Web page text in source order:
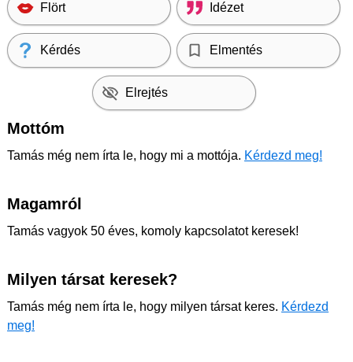
Flört Idézet
Kérdés Elmentés
Elrejtés
Mottóm
Tamás még nem írta le, hogy mi a mottója. Kérdezd meg!
Magamról
Tamás vagyok 50 éves, komoly kapcsolatot keresek!
Milyen társat keresek?
Tamás még nem írta le, hogy milyen társat keres. Kérdezd
meg!